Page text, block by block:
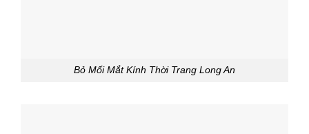
Bỏ Mối Mắt Kính Thời Trang Long An